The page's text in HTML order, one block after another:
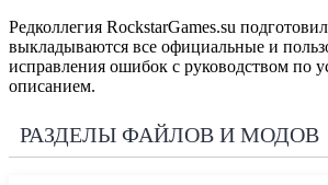
Редколлегия RockstarGames.su
выкладываются все официальные и
исправления ошибок с руководством по
описанием.
РАЗДЕЛЫ ФАЙЛОВ И МОДОВ